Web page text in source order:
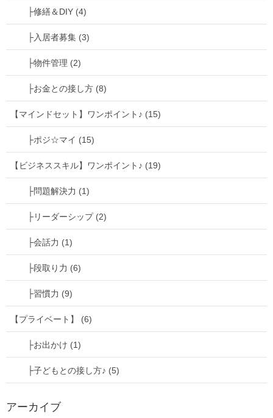
├修繕＆DIY (4)
├入居者募集 (3)
├物件管理 (2)
├お金との接し方 (8)
【マインドセット】ワンポイント♪ (15)
├ポジ☆マイ (15)
【ビジネススキル】ワンポイント♪ (19)
├問題解決力 (1)
├リーダーシップ (2)
├会話力 (1)
├段取り力 (6)
├習慣力 (9)
【プライベート】 (6)
├お出かけ (1)
├子どもとの接し方♪ (5)
アーカイブ
そうなってくると
自宅の仕事環境を
よくしたくなります。
そこでおすすめが
モニター設置！
持ち歩き用のノートPCだと
長時間の作業は疲れちゃう。
自宅だったら
大型モニターで快適に
作業したいものです。
最近だとモニターも
Amazonでお手頃に買えるからね♪